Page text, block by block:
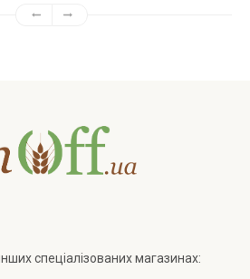
спеціалізованих магазинах: